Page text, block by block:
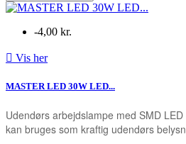
-4,00 kr.
 Vis her
MASTER LED 30W LED...
Udendørs arbejdslampe med SMD
kan bruges som kraftig udendørs